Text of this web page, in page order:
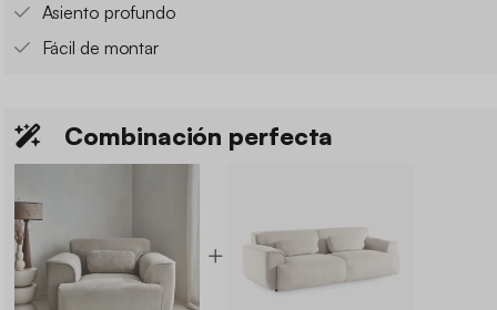
Asiento profundo
Fácil de montar
Combinación perfecta